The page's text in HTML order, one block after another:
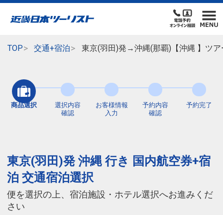
TOP 交通+宿泊 東京(羽田)発→沖縄(那覇)【沖縄 】ツ
商品選択
選択内容
確認
お客様情報
入力
予約内容
確認
予約完了
東京(羽田)発 沖縄 行き 国内航空券+宿
泊 交通宿泊選択
便を選択の上、宿泊施設・ホテル選択へお進みくだ
さい